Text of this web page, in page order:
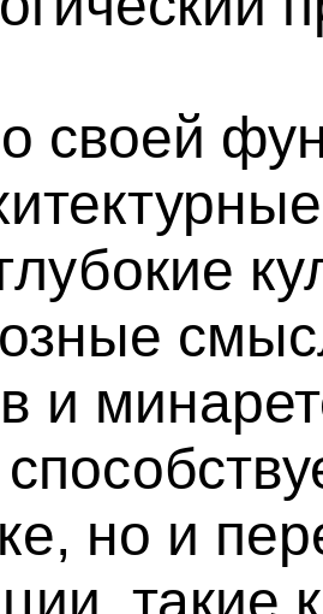
своей
и
но и